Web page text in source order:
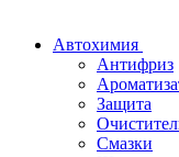
Автохимия
Антифриз
Защита
Смазки